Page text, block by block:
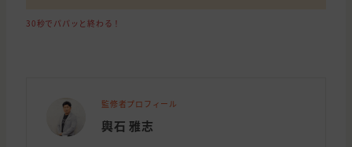
30秒でパパッと終わる！
監修者プロフィール
輿石 雅志